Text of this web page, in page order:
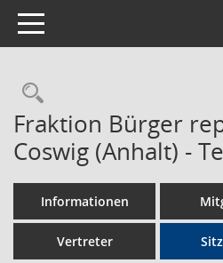
Toggle navigation
Rechercheauswahl
Fraktion Bürger
Coswig (Anhalt) -
Informationen
Vertreter